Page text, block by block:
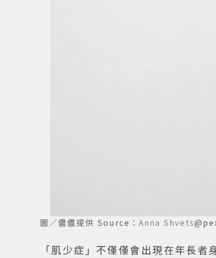
圖／儂儂提供 Source： Anna Shvets
「肌少症」不僅僅會出現在年長